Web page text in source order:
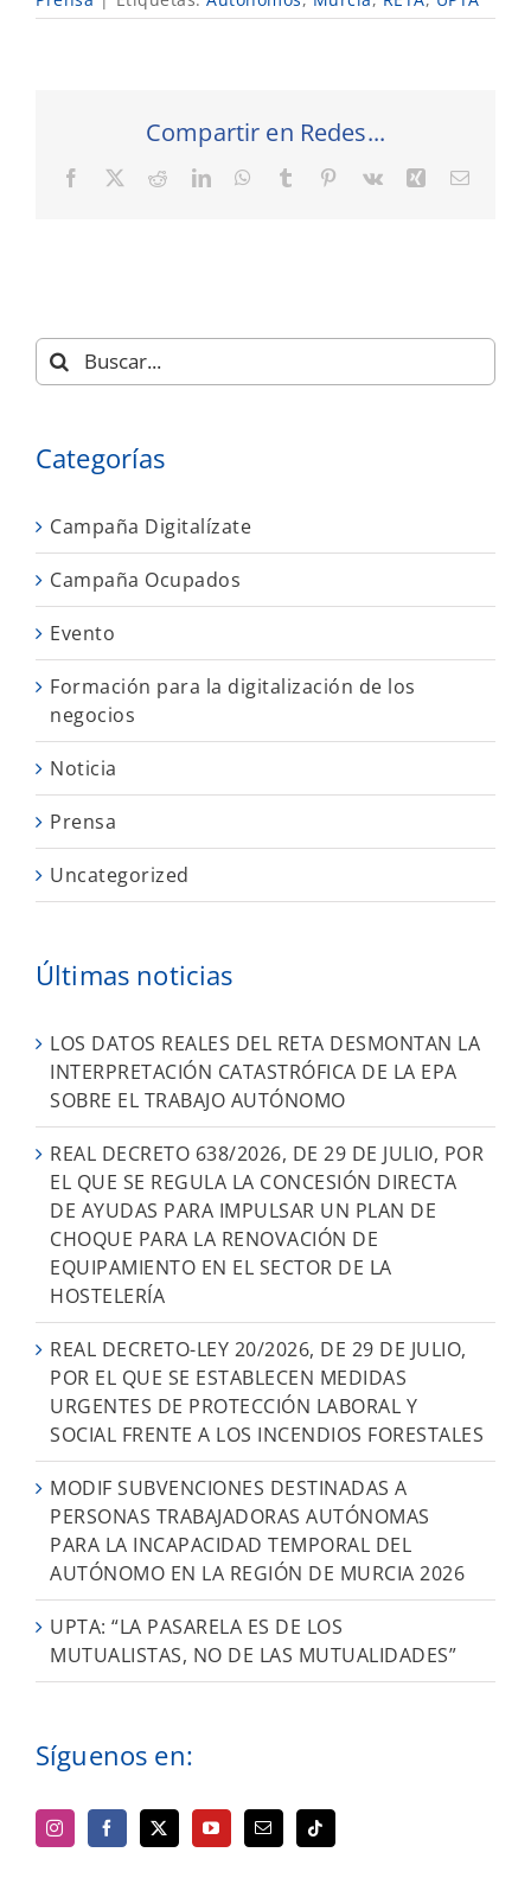
Compartir en Redes...
Facebook RedditLinkedInWhatsApp
Tumblr Pinterest
Vk XingCorreo
Buscar:
Categorías
Campaña Digitalízate
Campaña Ocupados
Evento
Formación para la digitalización de los
negocios
Noticia
Prensa
Uncategorized
Últimas noticias
LOS DATOS REALES DEL RETA DESMONTAN LA
INTERPRETACIÓN CATASTRÓFICA DE LA EPA
SOBRE EL TRABAJO AUTÓNOMO
REAL DECRETO 638/2026, DE 29 DE JULIO, POR
EL QUE SE REGULA LA CONCESIÓN DIRECTA
DE AYUDAS PARA IMPULSAR UN PLAN DE
CHOQUE PARA LA RENOVACIÓN DE
EQUIPAMIENTO EN EL SECTOR DE LA
HOSTELERÍA
REAL DECRETO-LEY 20/2026, DE 29 DE JULIO,
POR EL QUE SE ESTABLECEN MEDIDAS
URGENTES DE PROTECCIÓN LABORAL Y
SOCIAL FRENTE A LOS INCENDIOS FORESTALES
MODIF SUBVENCIONES DESTINADAS A
PERSONAS TRABAJADORAS AUTÓNOMAS
PARA LA INCAPACIDAD TEMPORAL DEL
AUTÓNOMO EN LA REGIÓN DE MURCIA 2026
UPTA: “LA PASARELA ES DE LOS
MUTUALISTAS, NO DE LAS MUTUALIDADES”
Síguenos en: